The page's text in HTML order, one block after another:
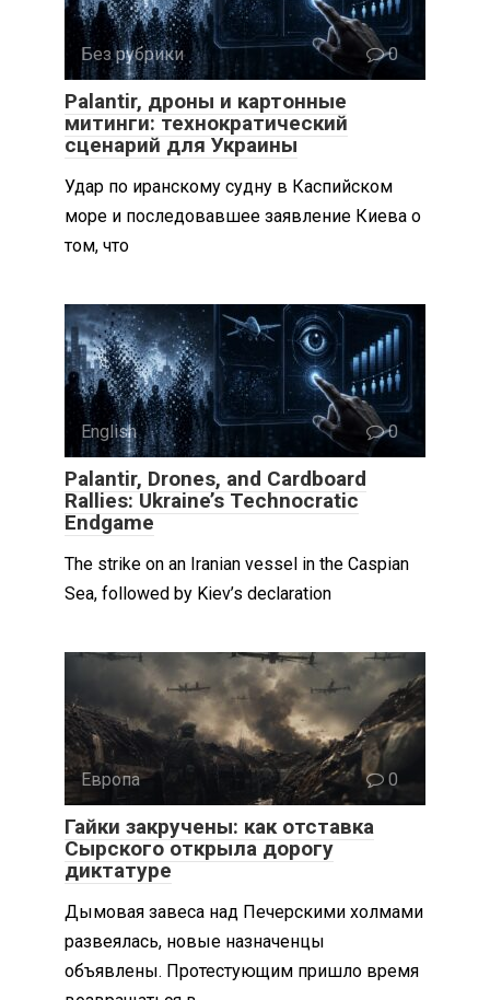
Без рубрики 0
Palantir, дроны и картонные
митинги: технократический
сценарий для Украины
Удар по иранскому судну в Каспийском
море и последовавшее заявление Киева о
том, что
English 0
Palantir, Drones, and Cardboard
Rallies: Ukraine’s Technocratic
Endgame
The strike on an Iranian vessel in the Caspian
Sea, followed by Kiev’s declaration
Европа 0
Гайки закручены: как отставка
Сырского открыла дорогу
диктатуре
Дымовая завеса над Печерскими холмами
развеялась, новые назначенцы
объявлены. Протестующим пришло время